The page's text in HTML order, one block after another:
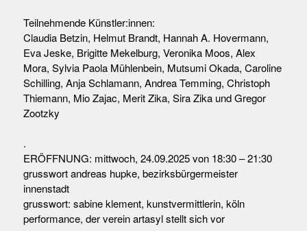
Teilnehmende Künstler:innen:
Claudia Betzin, Helmut Brandt, Hannah A. Hovermann,
Eva Jeske, Brigitte Mekelburg, Veronika Moos, Alex
Mora, Sylvia Paola Mühlenbein, Mutsumi Okada, Caroline
Schilling, Anja Schlamann, Andrea Temming, Christoph
Thiemann, Mio Zajac, Merit Zika, Sira Zika und Gregor
Zootzky
.
ERÖFFNUNG: mittwoch, 24.09.2025 von 18:30 – 21:30
grusswort andreas hupke, bezirksbürgermeister
innenstadt
grusswort: sabine klement, kunstvermittlerin, köln
performance, der verein artasyl stellt sich vor